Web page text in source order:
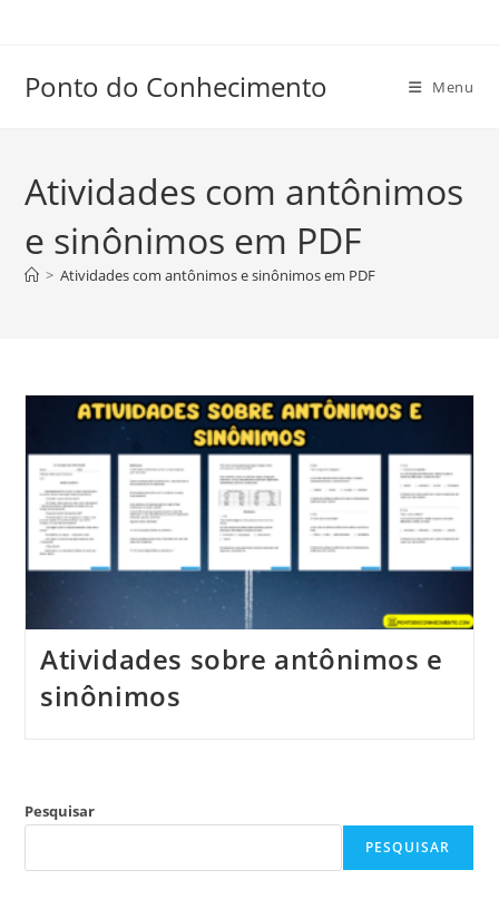
conteúdo
Ponto do Conhecimento Menu
Atividades com antônimos
e sinônimos em PDF
> Atividades com antônimos e sinônimos em PDF
Atividades sobre antônimos e
sinônimos
Pesquisar
PESQUISAR